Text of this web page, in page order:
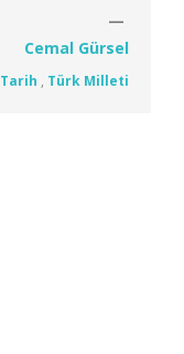
Cemal Gürsel
Tarih , Türk Milleti